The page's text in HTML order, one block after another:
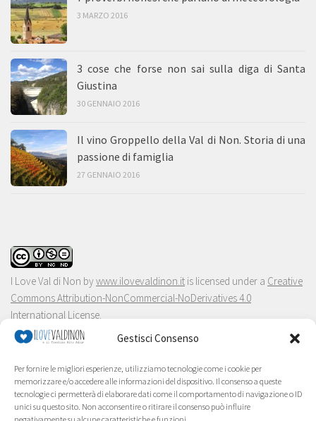
Gestisci Consenso
Per fornire le migliori esperienze, utilizziamo tecnologie come i cookie per
memorizzare e/o accedere alle informazioni del dispositivo. Il consenso a queste
tecnologie ci permetterà di elaborare dati come il comportamento di navigazione o ID
unici su questo sito. Non acconsentire o ritirare il consenso può influire
3 MARZO 2016
3 cose che forse non sai sulla diga di Santa
Giustina
30 GENNAIO 2016
Il vino Groppello della Val di Non. Storia di una
passione di famiglia
27 GENNAIO 2016
I Love Val di Non bywww.ilovevaldinon.it is licensed under a Creative
Commons Attribution-NonCommercial-NoDerivatives 4.0
International License.